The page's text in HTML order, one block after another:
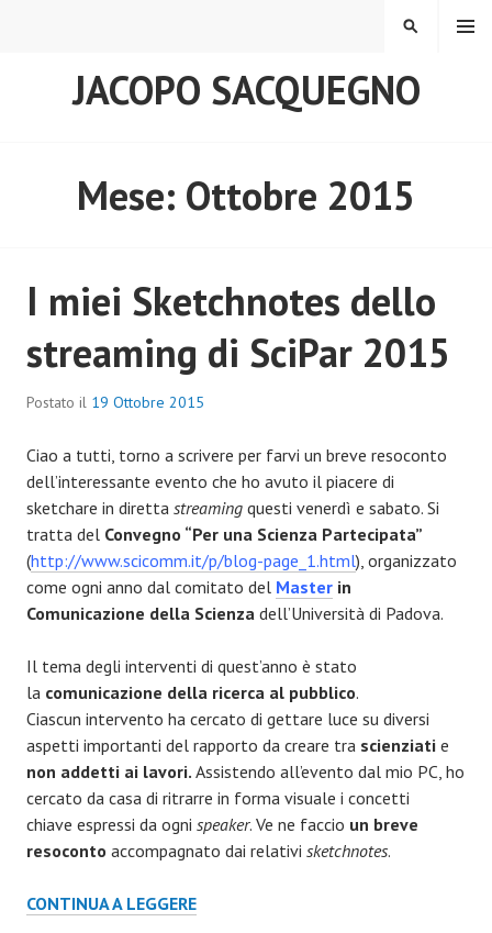
JACOPO SACQUEGNO
MENU
Mese: Ottobre 2015
I miei Sketchnotes dello
streaming di SciPar 2015
Postato il 19 Ottobre 2015
Ciao a tutti, torno a scrivere per farvi un breve resoconto
dell’interessante evento che ho avuto il piacere di
sketchare in diretta streaming questi venerdì e sabato. Si
tratta del Convegno “Per una Scienza Partecipata”
(http://www.scicomm.it/p/blog-page_1.html), organizzato
come ogni anno dal comitato del Master in
Comunicazione della Scienza dell’Università di Padova.
Il tema degli interventi di quest’anno è stato
la comunicazione della ricerca al pubblico.
Ciascun intervento ha cercato di gettare luce su diversi
aspetti importanti del rapporto da creare tra scienziati e
non addetti ai lavori. Assistendo all’evento dal mio PC, ho
cercato da casa di ritrarre in forma visuale i concetti
chiave espressi da ogni speaker. Ve ne faccio un breve
resoconto accompagnato dai relativi sketchnotes.
CONTINUA A LEGGERE